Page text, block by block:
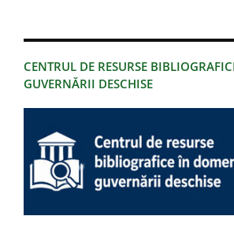
CENTRUL DE RESURSE
GUVERNĂRII DESCHISE